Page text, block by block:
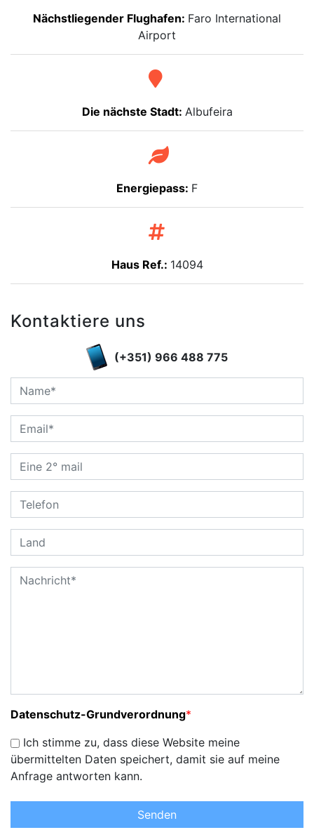
Nächstliegender Flughafen: Faro International
Airport
Die nächste Stadt: Albufeira
Energiepass: F
Haus Ref.: 14094
Kontaktiere uns
(+351) 966 488 775
Datenschutz-Grundverordnung*
Ich stimme zu, dass diese Website meine
übermittelten Daten speichert, damit sie auf meine
Anfrage antworten kann.
Senden